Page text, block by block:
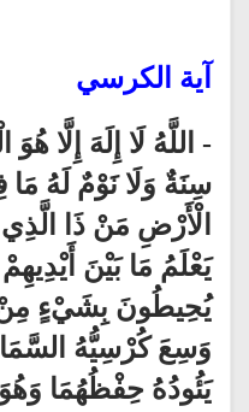
آية الكرسي
- اللَّهُ لَا إِلَهَ إِلَّا
سِنَةٌ وَلَا نَوْمٌ لَهُ
الْأَرْضِ مَنْ ذَا الَّذِي
يَعْلَمُ مَا بَيْنَ
يُحِيطُونَ بِشَيْءٍ مِنْ
وَسِعَ كُرْسِيُّهُ
يَئُودُهُ حِفْظُهُمَا